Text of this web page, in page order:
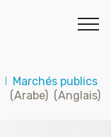
I Marchés publics
(Arabe) (Anglais)